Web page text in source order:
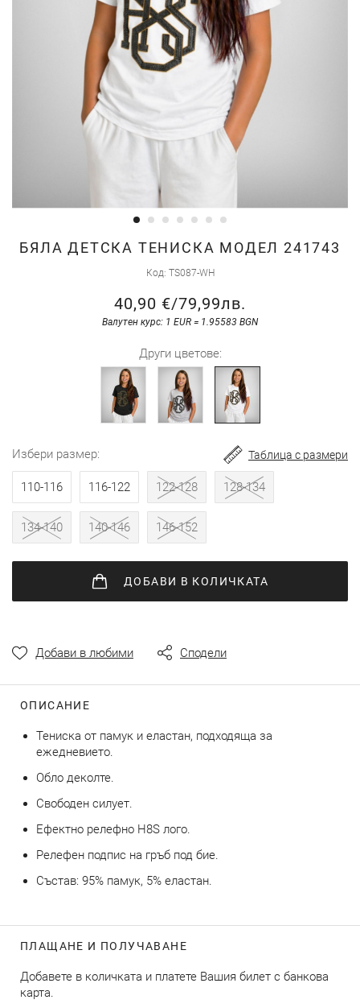
БЯЛА ДЕТСКА ТЕНИСКА МОДЕЛ 241743
Код TS087-WH
40,90 €/79,99лв.
Валутен курс: 1 EUR = 1.95583 BGN
Други цветове:
избери размер
110-116 116-122 122-128 128-134
134-140 140-146 146-152
Таблица с размери
ДОБАВИ В КОЛИЧКАТА
Добави в любими Сподели
ОПИСАНИЕ
Тениска от памук и еластан, подходяща за
ежедневието.
Обло деколте.
Свободен силует.
Ефектно релефно H8S лого.
Релефен подпис на гръб под бие.
Състав: 95% памук, 5% еластан.
ПЛАЩАНЕ И ПОЛУЧАВАНЕ
Добавете в количката и платете Вашия билет с банкова
карта.
Преминете